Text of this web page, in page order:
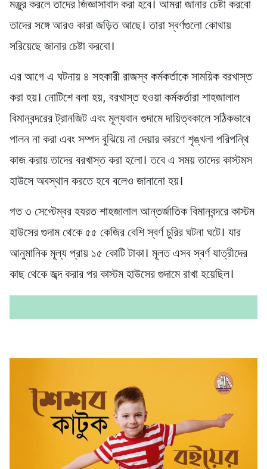
মঞ্জুর করলে তাদের জিজ্ঞাসাবাদ করা হবে। আমরা জানার চেষ্টা করবো
তাদের সঙ্গে আরও কারা জড়িত আছে। তারা স্বর্ণগুলো কোথায়
সরিয়েছে জানার চেষ্টা করবো।
এর আগে এ ঘটনায় ৪ সহকারী রাজস্ব কর্মকর্তাকে সাময়িক বরখাস্ত
করা হয়। নোটিশে বলা হয়, বরখাস্ত হওয়া কর্মকর্তারা শাহজালাল
বিমানবন্দরের ট্রানজিট এবং মূল্যবান গুদামে দায়িত্বকালে সঠিকভাবে
পালন না করা এবং সম্পদ বুঝিয়ে না দেয়ার কারণে শৃঙ্খলা পরিপন্থি
কাজ করায় তাদের বরখাস্ত করা হলো। তবে এ সময় তাদের কাস্টমস
হাউসে অবস্থান করতে হবে বলেও জানানো হয়।
গত ৩ সেপ্টেম্বর হযরত শাহজালাল আন্তর্জাতিক বিমানবন্দরে কাস্টম
হাউসের গুদাম থেকে ৫৫ কেজির বেশি স্বর্ণ চুরির ঘটনা ঘটে। যার
আনুমানিক মূল্য প্রায় ১৫ কোটি টাকা। মূলত এসব স্বর্ণ যাত্রীদের
কাছ থেকে জব্দ করার পর কাস্টম হাউসের গুদামে রাখা হয়েছিল।